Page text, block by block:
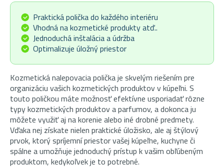
Praktická polička do každého interiéru
Vhodná na kozmetické produkty atď..
Jednoduchá inštalácia a údržba
Optimalizuje úložný priestor
Kozmetická nalepovacia polička je skvelým riešením pre
organizáciu vašich kozmetických produktov v kúpeľni. S
touto poličkou máte možnosť efektívne usporiadať rôzne
typy kozmetických produktov a parfumov, a dokonca ju
môžete využiť aj na korenie alebo iné drobné predmety.
Vďaka nej získate nielen praktické úložisko, ale aj štýlový
prvok, ktorý spríjemní priestor vašej kúpeľne, kuchyne či
spálne a umožňuje jednoduchý prístup k vašim obľúbeným
produktom, kedykoľvek je to potrebné.